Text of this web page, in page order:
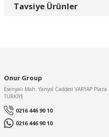
kullanarak tarafımıza
Ürün fiyatı diğer sitelerden
Tavsiye Ürünler
Onur Group
Esenyalı Mah. Yanyol Caddesi VARYAP
TÜRKİYE
0216 446 90 10
0216 446 90 10